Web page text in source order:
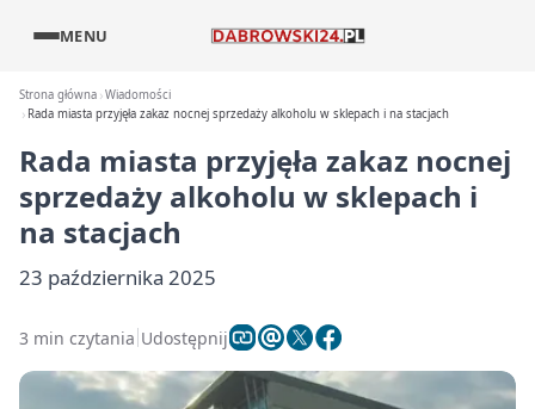
MENU
Strona główna Wiadomości
Rada miasta przyjęła zakaz nocnej sprzedaży alkoholu w sklepach i na stacjach
Rada miasta przyjęła zakaz nocnej
sprzedaży alkoholu w sklepach i
na stacjach
23 października 2025
3 min czytania Udostępnij